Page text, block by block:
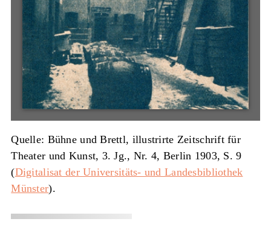
Quelle: Bühne und Brettl, illustrirte Zeitschrift für
Theater und Kunst, 3. Jg., Nr. 4, Berlin 1903, S. 9
(Digitalisat der Universitäts- und Landesbibliothek
Münster).